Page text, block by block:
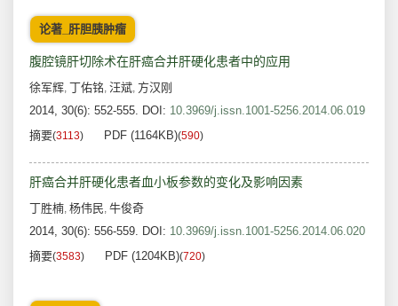
论著_肝胆胰肿瘤
腹腔镜肝切除术在肝癌合并肝硬化患者中的应用
徐军辉, 丁佑铭, 汪斌, 方汉刚
2014, 30(6): 552-555. DOI: 10.3969/j.issn.1001-5256.2014.06.019
摘要(3113) PDF (1164KB)(590)
肝癌合并肝硬化患者血小板参数的变化及影响因素
丁胜楠, 杨伟民, 牛俊奇
2014, 30(6): 556-559. DOI: 10.3969/j.issn.1001-5256.2014.06.020
摘要(3583) PDF (1204KB)(720)